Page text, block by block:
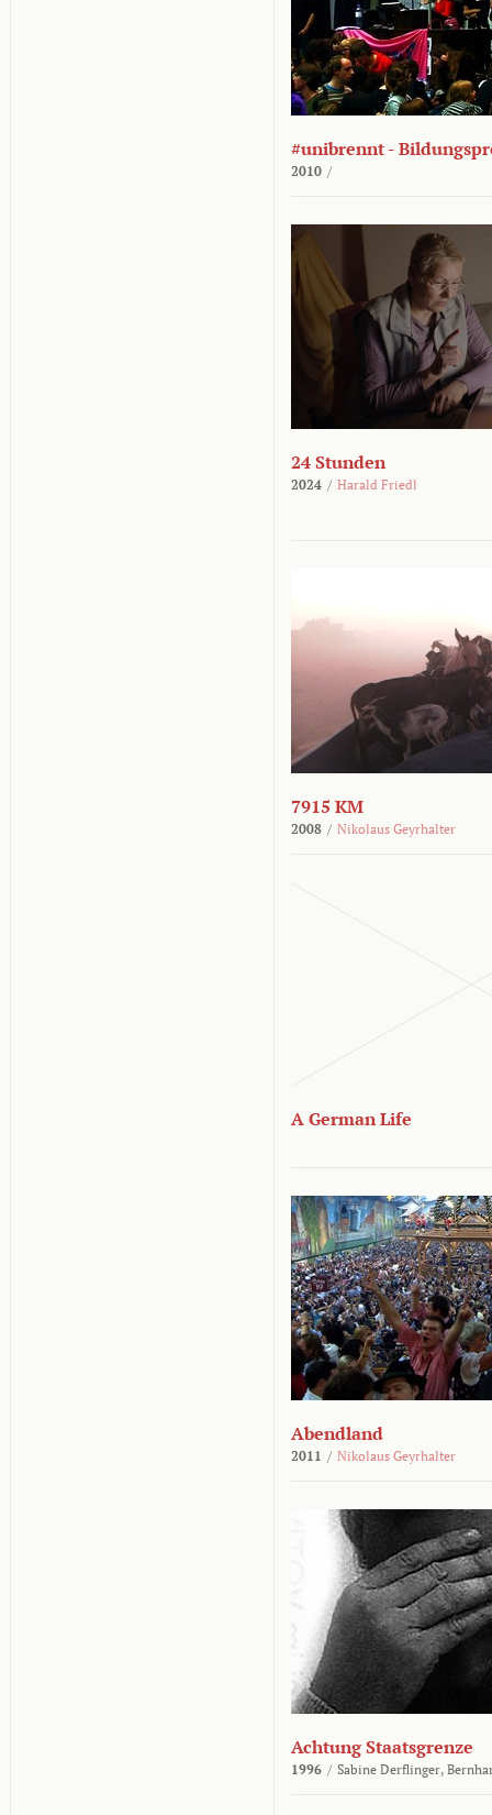
#unibrennt -
2010 /
24 Stunden
2024 / Harald Friedl
7915 KM
2008 / Nikolaus Geyrhalter
A German Life
Abendland
2011 / Nikolaus Geyrhalter
Achtung Staatsgrenze
1996 / Sabine Derflinger,